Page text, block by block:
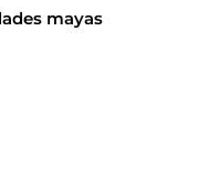
mayas